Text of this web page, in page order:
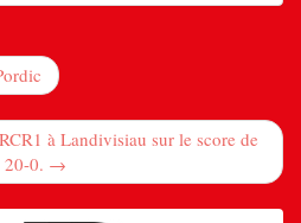
à Landivisiau sur le score de
20-0. →